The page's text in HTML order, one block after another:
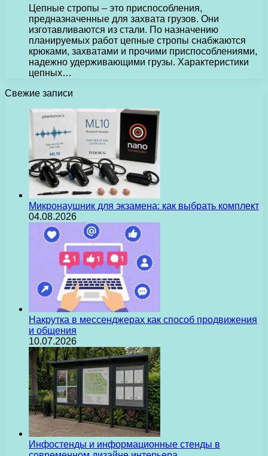
Цепные стропы – это приспособления,
предназначенные для захвата грузов. Они
изготавливаются из стали. По назначению
планируемых работ цепные стропы снабжаются
крюками, захватами и прочими приспособлениями,
надежно удерживающими грузы. Характеристики
цепных…
Свежие записи
Микронаушник для экзамена: как выбрать комплект
04.08.2026
Накрутка в мессенджерах как способ продвижения
и общения
10.07.2026
Инфостенды и информационные стенды в